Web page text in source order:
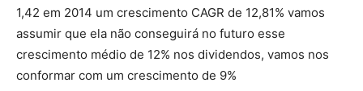
1,42 em 2014 um crescimento CAGR de 12,81% vamos
assumir que ela não conseguirá no futuro esse
crescimento médio de 12% nos dividendos, vamos nos
conformar com um crescimento de 9%